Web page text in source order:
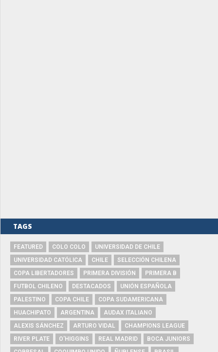
TAGS
FEATURED COLO COLO
UNIVERSIDAD DE CHILE
UNIVERSIDAD CATÓLICA
CHILE
SELECCIÓN CHILENA
COPA LIBERTADORES
PRIMERA DIVISIÓN
PRIMERA B
FUTBOL CHILENO
DESTACADOS
UNIÓN ESPAÑOLA
PALESTINO
COPA CHILE
COPA SUDAMERICANA
HUACHIPATO
ARGENTINA
AUDAX ITALIANO
ALEXIS SÁNCHEZ
ARTURO VIDAL
CHAMPIONS LEAGUE
RIVER PLATE
O'HIGGINS REAL MADRID
BOCA JUNIORS